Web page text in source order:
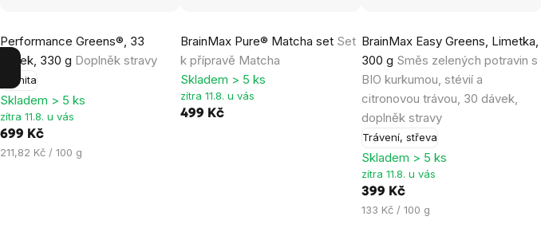
Performance Greens®, 33
dávek, 330 g Doplněk stravy
Imunita
hodnocení
produktu
je
4,4
z
5
hvězdiček.
Skladem > 5 ks
zítra 11.8. u vás
699 Kč
Měrná
211,82 Kč / 100 g
BrainMax Pure® Matcha set Set
k přípravě Matcha
hodnocení
produktu
je
5,0
Skladem > 5 ks
zítra 11.8. u vás
499 Kč
BrainMax Easy Greens, Limetka,
300 g Směs zelených potravin s
BIO kurkumou, stévií a
citronovou trávou, 30 dávek,
doplněk stravy
Trávení, střeva
hodnocení
produktu
je
4,6
z
5
hvězdiček.
Skladem > 5 ks
zítra 11.8. u vás
399 Kč
Měrná
133 Kč / 100 g